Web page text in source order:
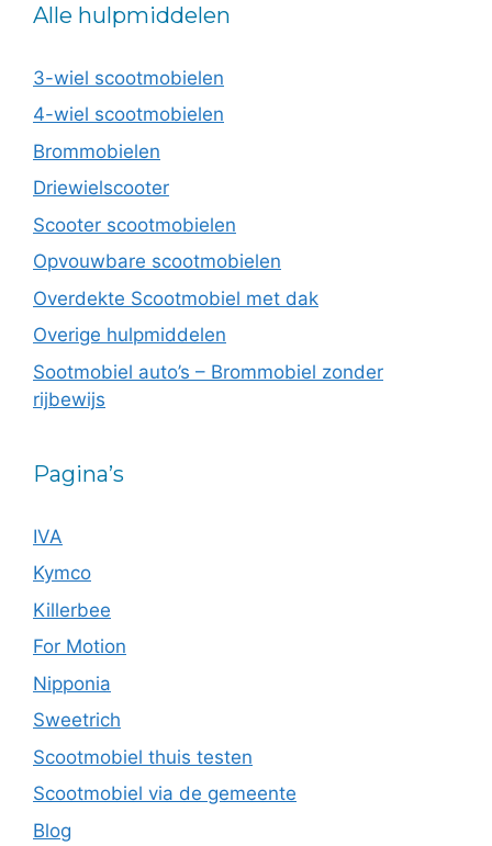
Alle hulpmiddelen
3-wiel scootmobielen
4-wiel scootmobielen
Brommobielen
Driewielscooter
Scooter scootmobielen
Opvouwbare scootmobielen
Overdekte Scootmobiel met dak
Overige hulpmiddelen
Sootmobiel auto’s – Brommobiel zonder
rijbewijs
Pagina’s
IVA
Kymco
Killerbee
For Motion
Nipponia
Sweetrich
Scootmobiel thuis testen
Scootmobiel via de gemeente
Blog